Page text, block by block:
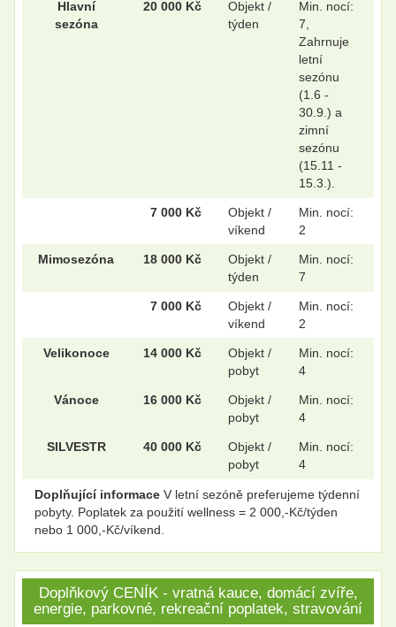
Hlavní
sezóna
20 000 Kč
Objekt /
týden
Min. nocí:
7,
Zahrnuje
letní
sezónu
(1.6 -
30.9.) a
zimní
sezónu
(15.11 -
15.3.).
7 000 Kč
Objekt /
víkend
Min. nocí:
2
Mimosezóna 18 000 Kč
Objekt /
týden
Min. nocí:
7
7 000 Kč
Objekt /
víkend
Min. nocí:
2
Velikonoce 14 000 Kč
Objekt /
pobyt
Min. nocí:
4
Vánoce 16 000 Kč
Objekt /
pobyt
Min. nocí:
4
SILVESTR 40 000 Kč
Objekt /
pobyt
Min. nocí:
4
Doplňující informace V letní sezóně preferujeme týdenní
pobyty. Poplatek za použití wellness = 2 000,-Kč/týden
nebo 1 000,-Kč/víkend.
Doplňkový CENÍK - vratná kauce, domácí zvíře,
energie, parkovné, rekreační poplatek, stravování